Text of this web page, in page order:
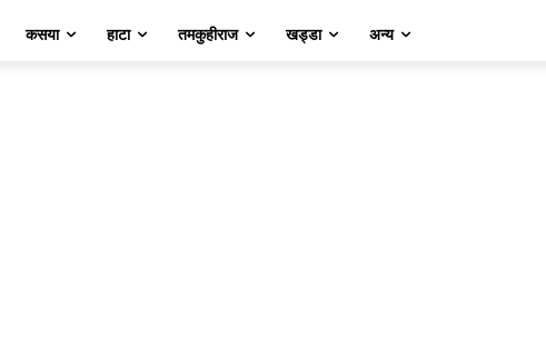
कसया हाटा तमकुहीराज खड्डा अन्य